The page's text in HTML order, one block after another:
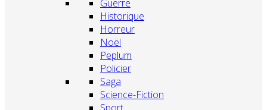
Guerre
Historique
Horreur
Noël
Peplum
Policier
Saga
Science-Fiction